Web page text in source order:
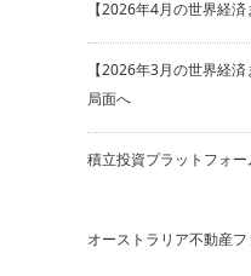
【2026年4月の世界経
【2026年3月の世界経
局面へ
積立投資プラットフォー
オーストラリア不動産